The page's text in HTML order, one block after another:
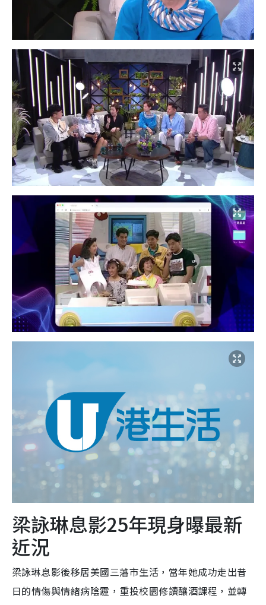
梁詠琳息影25年現身曝最新
近況
梁詠琳息影後移居美國三藩市生活，當年她成功走出昔
日的情傷與情緒病陰霾，重投校園修讀釀酒課程，並轉